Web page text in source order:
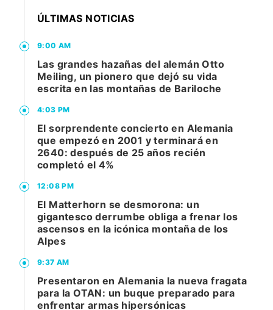
ÚLTIMAS NOTICIAS
9:00 AM
Las grandes hazañas del alemán Otto
Meiling, un pionero que dejó su vida
escrita en las montañas de Bariloche
4:03 PM
El sorprendente concierto en Alemania
que empezó en 2001 y terminará en
2640: después de 25 años recién
completó el 4%
12:08 PM
El Matterhorn se desmorona: un
gigantesco derrumbe obliga a frenar los
ascensos en la icónica montaña de los
Alpes
9:37 AM
Presentaron en Alemania la nueva fragata
para la OTAN: un buque preparado para
enfrentar armas hipersónicas